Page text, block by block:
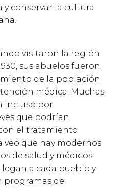
y conservar la cultura
visitaron la región
sus abuelos fueron
de la población
médica. Muchas
incluso por
que podrían
el tratamiento
veo que hay modernos
de salud y médicos
a cada pueblo y
programas de